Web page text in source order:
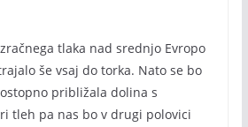
tlaka nad srednjo Evropo
še vsaj do torka. Nato se bo
približala dolina s
tleh pa nas bo v drugi polovici